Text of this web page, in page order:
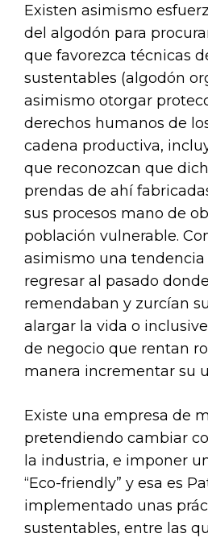
Existen asimismo
del algodón para
que favorezca técnicas
sustentables (algodón
asimismo otorgar
derechos humanos de
cadena productiva,
que reconozcan que
prendas de ahí
sus procesos mano de
población vulnerable.
asimismo una tendencia
regresar al pasado
remendaban y zurcían
alargar la vida o
de negocio que rentan
manera incrementar su
Existe una empresa de
pretendiendo cambiar
la industria, e imponer
“Eco-friendly” y esa es
implementado unas
sustentables, entre las